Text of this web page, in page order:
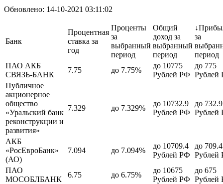
Обновлено: 14-10-2021 03:11:02
Банк
Процентная
ставка за
год
Проценты
за
выбранный
период
Общий
доход за
выбранный
период
за
период
ПАО АКБ
СВЯЗЬ-БАНК
7.75 до 7.75%
до 10775
Рублей РФ
до 775
Рублей
Публичное
акционерное
общество
«Уральский банк
реконструкции и
развития»
7.329 до 7.329%
до 10732.9
Рублей РФ
до 732.9
Рублей
АКБ
«РосЕвроБанк»
(АО)
7.094 до 7.094%
до 10709.4
Рублей РФ
до 709.4
Рублей
ПАО
МОСОБЛБАНК
6.75 до 6.75%
до 10675
Рублей РФ
до 675
Рублей